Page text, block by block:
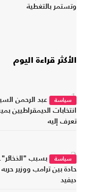
وتستمر بالتغطية
الأكثر قراءة اليوم
1سياسة
عبد الرحمن
انتخابات الديمقراطيين
تعرف إليه
2سياسة
بسبب
حادة بين ترامب ووزير
ديفيد